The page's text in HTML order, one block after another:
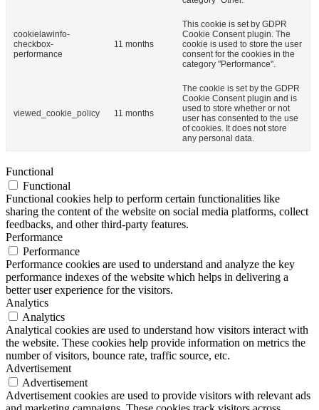
cookielawinfo-
checkbox-
performance
11 months
This cookie is set by GDPR
Cookie Consent plugin. The
cookie is used to store the user
consent for the cookies in the
category "Performance".
viewed_cookie_policy 11 months
The cookie is set by the GDPR
Cookie Consent plugin and is
used to store whether or not
user has consented to the use
of cookies. It does not store
any personal data.
Functional
Functional
Functional cookies help to perform certain functionalities like
sharing the content of the website on social media platforms, collect
feedbacks, and other third-party features.
Performance
Performance
Performance cookies are used to understand and analyze the key
performance indexes of the website which helps in delivering a
better user experience for the visitors.
Analytics
Analytics
Analytical cookies are used to understand how visitors interact with
the website. These cookies help provide information on metrics the
number of visitors, bounce rate, traffic source, etc.
Advertisement
Advertisement
Advertisement cookies are used to provide visitors with relevant ads